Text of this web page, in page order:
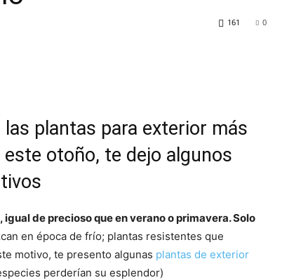
0
161
las plantas para exterior más
otoño, te dejo algunos
de precioso que en verano o primavera. Solo
en época de frío; plantas resistentes que
motivo, te presento algunas plantas de exterior
perderían su esplendor)